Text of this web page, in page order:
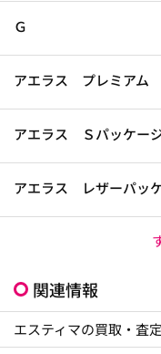
Ｇ
アエラス プレミアム
アエラス Ｓパッケー
アエラス レザーパッ
関連情報
エスティマの買取・査